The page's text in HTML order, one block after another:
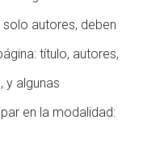
autores, deben
título, autores,
y algunas
en la modalidad: